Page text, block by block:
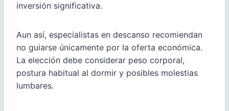
inversión significativa.
Aun así, especialistas en descanso recomiendan
no guiarse únicamente por la oferta económica.
La elección debe considerar peso corporal,
postura habitual al dormir y posibles molestias
lumbares.